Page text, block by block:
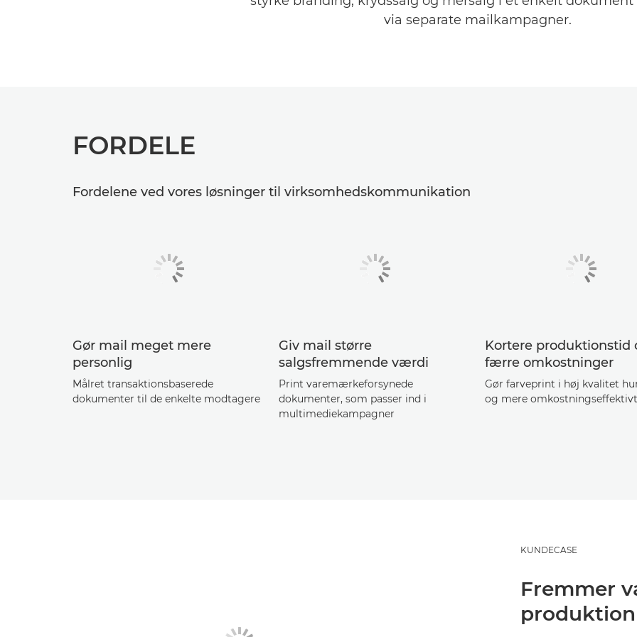
via separate mailkampagner.
FORDELE
Fordelene ved vores løsninger til virksomhedskommunikation
Gør mail meget mere
personlig
Målret transaktionsbaserede
dokumenter til de enkelte modtagere
Giv mail større
salgsfremmende værdi
Print varemærkeforsynede
dokumenter, som passer ind i
multimediekampagner
Kortere produktionstid
færre omkostninger
Gør farveprint i høj kvalitet
og mere omkostningseffektivt
KUNDECASE
Fremmer
produktion